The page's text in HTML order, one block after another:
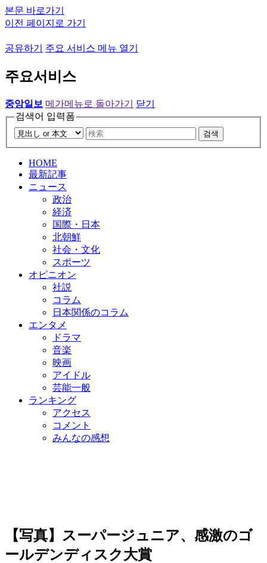
본문 바로가기
이전 페이지로 가기
공유하기 주요 서비스 메뉴 열기
주요서비스
중앙일보 메가메뉴로 돌아가기
닫기
검색어 입력폼
검색
HOME
最新記事
ニュース
政治
経済
国際・日本
北朝鮮
社会・文化
スポーツ
オピニオン
社説
コラム
日本関係のコラム
エンタメ
ドラマ
音楽
映画
アイドル
芸能一般
ランキング
アクセス
コメント
みんなの感想
【写真】スーパージュニア、感激のゴ
ールデンディスク大賞